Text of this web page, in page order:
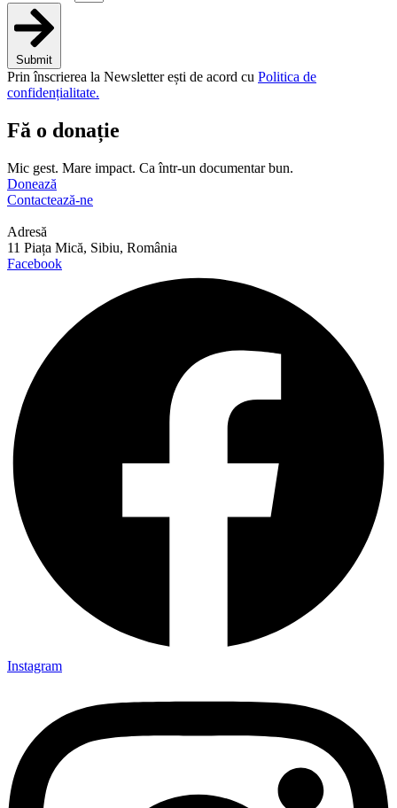
Submit
Prin înscrierea la Newsletter ești de acord cu Politica de
confidențialitate.
Fă o donație
Mic gest. Mare impact. Ca într-un documentar bun.
Donează
Contactează-ne
Adresă
11 Piața Mică, Sibiu, România
Facebook
Instagram